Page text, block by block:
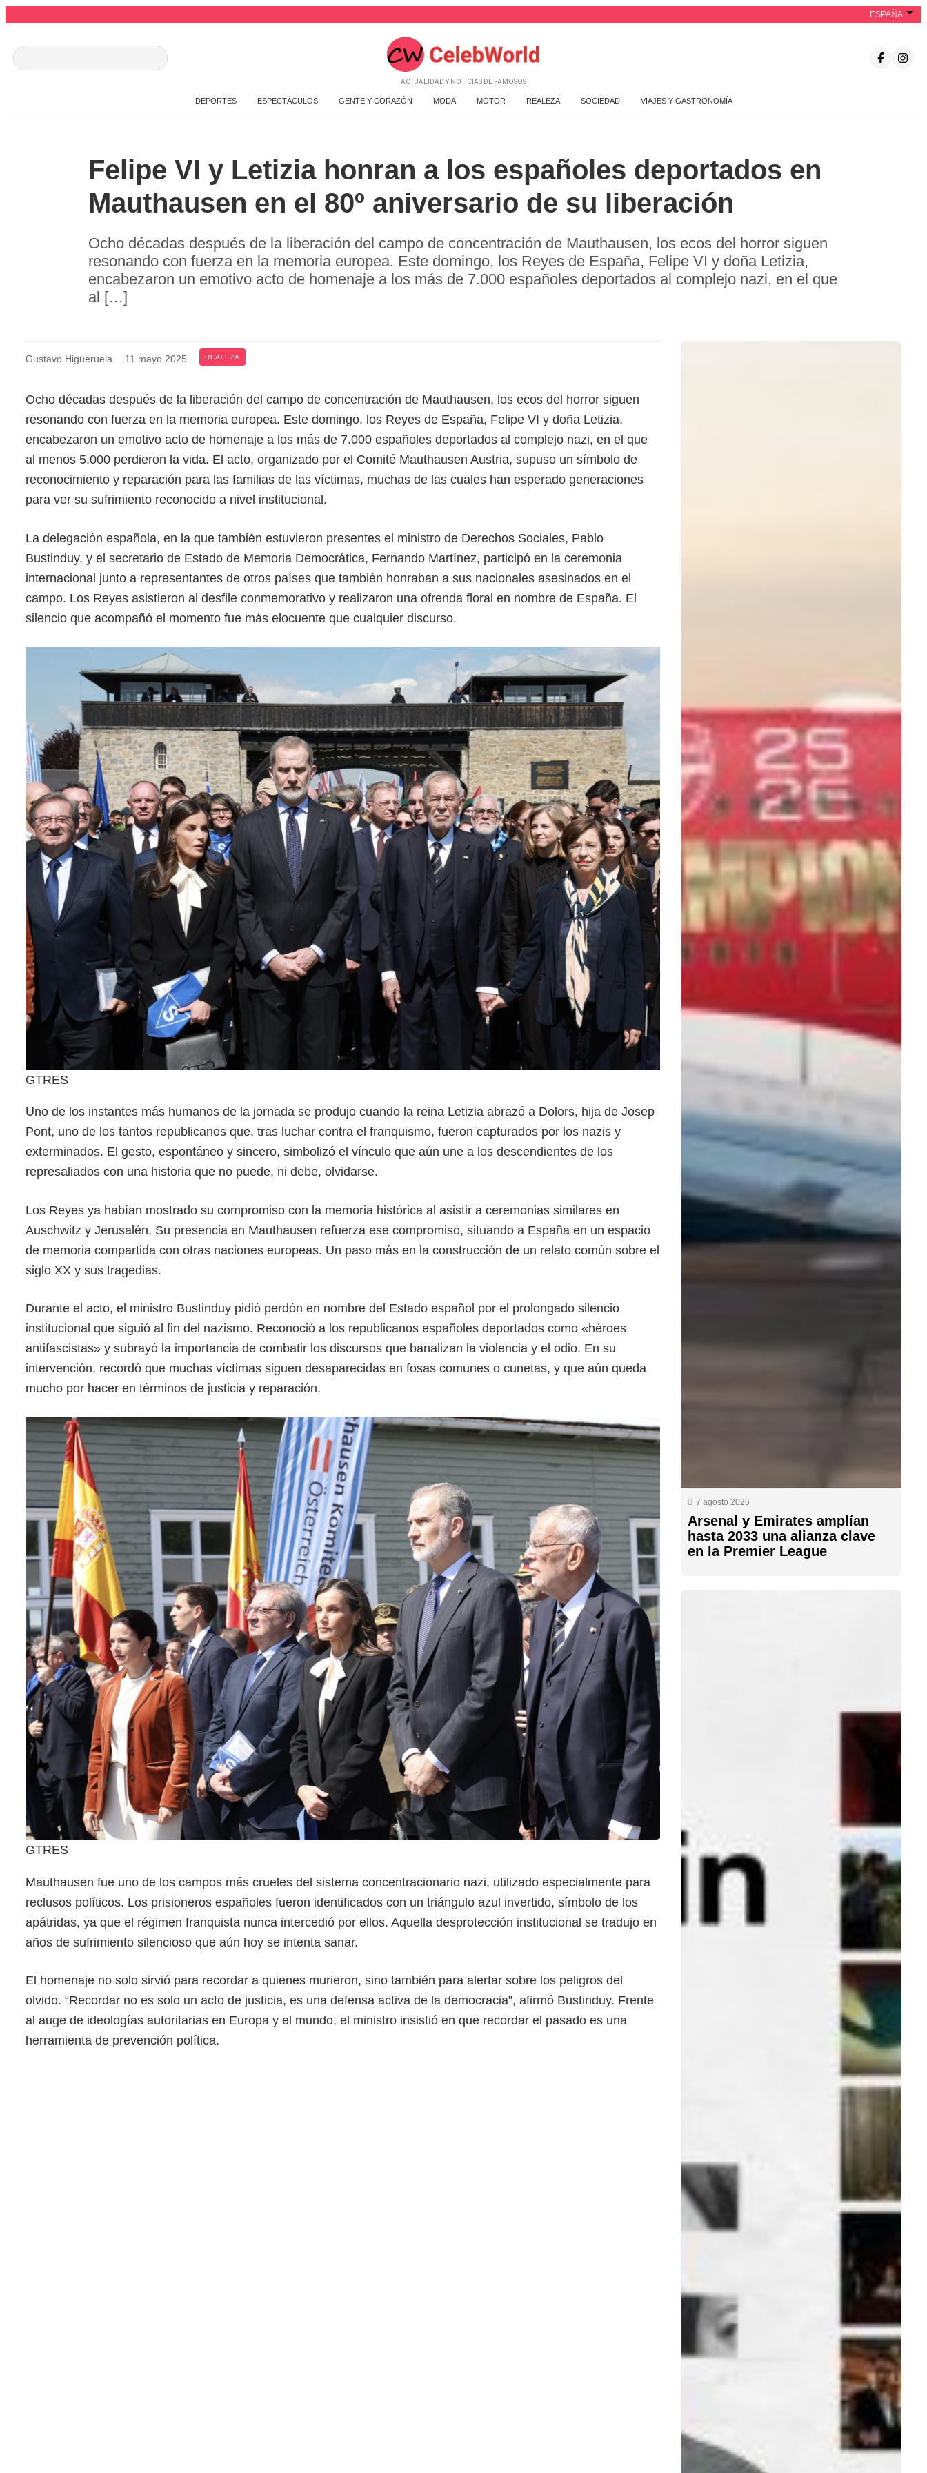
ESPAÑA
ACTUALIDAD Y NOTICIAS DE FAMOSOS
DEPORTES ESPECTÁCULOS GENTE Y CORAZÓN MODA MOTOR REALEZA SOCIEDAD VIAJES Y GASTRONOMÍA
Felipe VI y Letizia honran a los españoles deportados en
Mauthausen en el 80º aniversario de su liberación
Ocho décadas después de la liberación del campo de concentración de Mauthausen, los ecos del horror siguen
resonando con fuerza en la memoria europea. Este domingo, los Reyes de España, Felipe VI y doña Letizia,
encabezaron un emotivo acto de homenaje a los más de 7.000 españoles deportados al complejo nazi, en el que
al […]
Gustavo Higueruela. 11 mayo 2025. REALEZA
Ocho décadas después de la liberación del campo de concentración de Mauthausen, los ecos del horror siguen
resonando con fuerza en la memoria europea. Este domingo, los Reyes de España, Felipe VI y doña Letizia,
encabezaron un emotivo acto de homenaje a los más de 7.000 españoles deportados al complejo nazi, en el que
al menos 5.000 perdieron la vida. El acto, organizado por el Comité Mauthausen Austria, supuso un símbolo de
reconocimiento y reparación para las familias de las víctimas, muchas de las cuales han esperado generaciones
para ver su sufrimiento reconocido a nivel institucional.
La delegación española, en la que también estuvieron presentes el ministro de Derechos Sociales, Pablo
Bustinduy, y el secretario de Estado de Memoria Democrática, Fernando Martínez, participó en la ceremonia
internacional junto a representantes de otros países que también honraban a sus nacionales asesinados en el
campo. Los Reyes asistieron al desfile conmemorativo y realizaron una ofrenda floral en nombre de España. El
silencio que acompañó el momento fue más elocuente que cualquier discurso.
GTRES
Uno de los instantes más humanos de la jornada se produjo cuando la reina Letizia abrazó a Dolors, hija de Josep
Pont, uno de los tantos republicanos que, tras luchar contra el franquismo, fueron capturados por los nazis y
exterminados. El gesto, espontáneo y sincero, simbolizó el vínculo que aún une a los descendientes de los
represaliados con una historia que no puede, ni debe, olvidarse.
Los Reyes ya habían mostrado su compromiso con la memoria histórica al asistir a ceremonias similares en
Auschwitz y Jerusalén. Su presencia en Mauthausen refuerza ese compromiso, situando a España en un espacio
de memoria compartida con otras naciones europeas. Un paso más en la construcción de un relato común sobre el
siglo XX y sus tragedias.
Durante el acto, el ministro Bustinduy pidió perdón en nombre del Estado español por el prolongado silencio
institucional que siguió al fin del nazismo. Reconoció a los republicanos españoles deportados como «héroes
antifascistas» y subrayó la importancia de combatir los discursos que banalizan la violencia y el odio. En su
intervención, recordó que muchas víctimas siguen desaparecidas en fosas comunes o cunetas, y que aún queda
mucho por hacer en términos de justicia y reparación.
GTRES
Mauthausen fue uno de los campos más crueles del sistema concentracionario nazi, utilizado especialmente para
reclusos políticos. Los prisioneros españoles fueron identificados con un triángulo azul invertido, símbolo de los
apátridas, ya que el régimen franquista nunca intercedió por ellos. Aquella desprotección institucional se tradujo en
años de sufrimiento silencioso que aún hoy se intenta sanar.
El homenaje no solo sirvió para recordar a quienes murieron, sino también para alertar sobre los peligros del
olvido. “Recordar no es solo un acto de justicia, es una defensa activa de la democracia”, afirmó Bustinduy. Frente
al auge de ideologías autoritarias en Europa y el mundo, el ministro insistió en que recordar el pasado es una
herramienta de prevención política.
7 agosto 2026
Arsenal y Emirates amplían
hasta 2033 una alianza clave
en la Premier League